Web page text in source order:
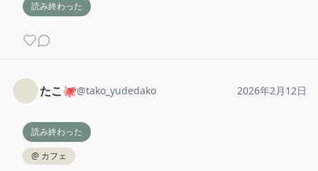
読み終わった
たこ🐙@tako_yudedako 2026年2月12日
読み終わった
@ カフェ